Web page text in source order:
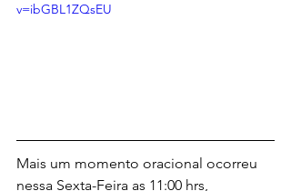
v=ibGBL1ZQsEU
Mais um momento oracional ocorreu
nessa Sexta-Feira as 11:00 hrs,